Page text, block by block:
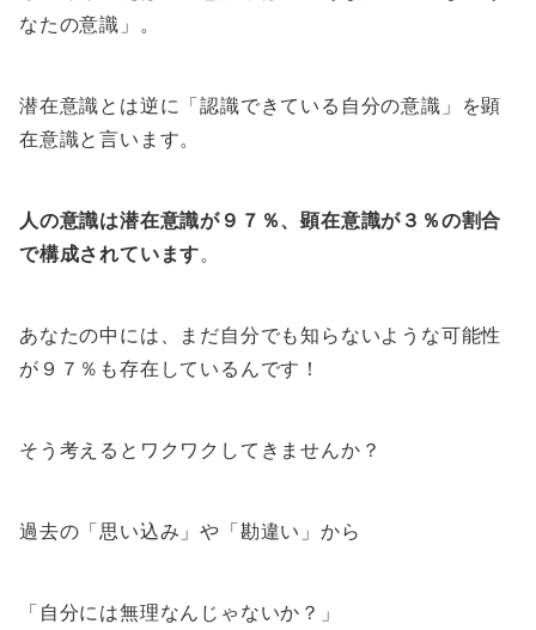
なたの意識」。
潜在意識とは逆に「認識できている自分の意識」を顕
在意識と言います。
人の意識は潜在意識が９７％、顕在意識が３％の割合
で構成されています。
あなたの中には、まだ自分でも知らないような可能性
が９７％も存在しているんです！
そう考えるとワクワクしてきませんか？
過去の「思い込み」や「勘違い」から
「自分には無理なんじゃないか？」